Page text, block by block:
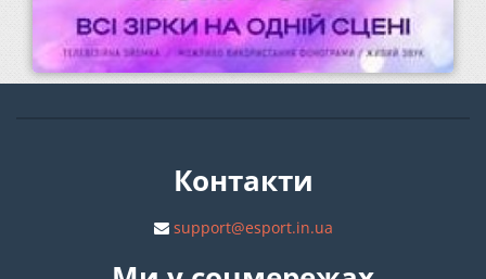
Контакти
support@esport.in.ua